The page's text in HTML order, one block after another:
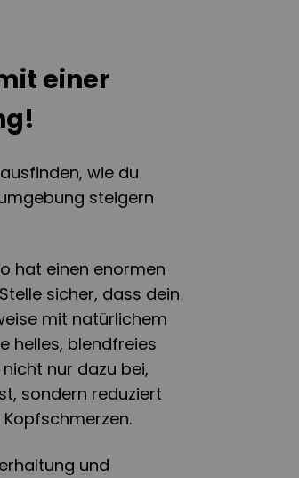
einer
wie du
steigern
hat einen enormen
sicher, dass dein
mit natürlichem
helles, blendfreies
nur dazu bei,
sondern reduziert
und